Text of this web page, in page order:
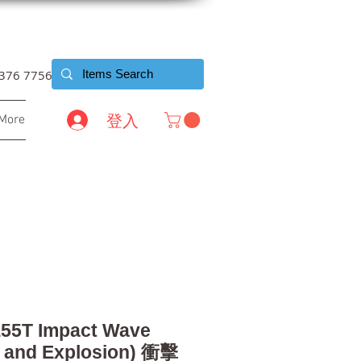
7756
登入
Impact Wave
Explosion) 衝擊